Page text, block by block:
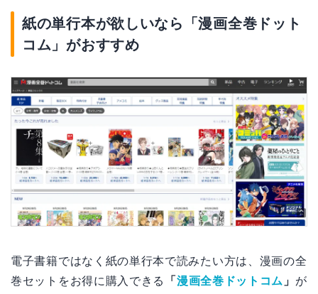
紙の単行本が欲しいなら「漫画全巻ドット
コム」がおすすめ
電子書籍ではなく紙の単行本で読みたい方は、漫画の全
巻セットをお得に購入できる
「 漫画全巻ドットコム 」 が